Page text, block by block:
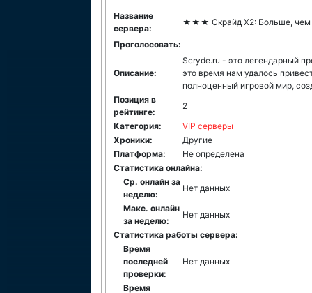
Название
сервера:
★★★ Скрайд Х2: Больше, чем
Проголосовать:
Описание:
Scryde.ru - это легендарный
это время нам удалось
полноценный игровой мир,
Позиция в
рейтинге:
2
Категория:
VIP серверы
Хроники:
Другие
Платформа:
Не определена
Статистика онлайна:
Ср. онлайн за
неделю:
Нет данных
Макс. онлайн
за неделю:
Нет данных
Статистика работы сервера:
Время
последней
проверки:
Нет данных
Время